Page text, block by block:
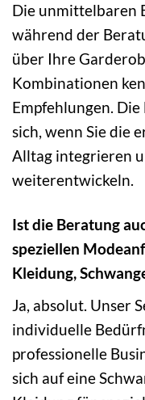
Die unmittelbaren
während der
über Ihre
Kombinationen
Empfehlungen.
sich, wenn Sie die
Alltag integrieren
weiterentwickeln.
Ist die Beratung
speziellen
Kleidung,
Ja, absolut. Unser
individuelle
professionelle
sich auf eine